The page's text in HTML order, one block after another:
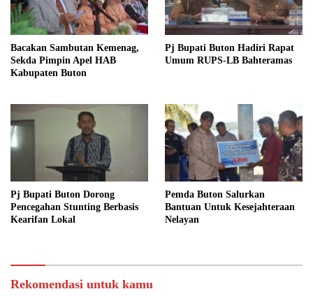
Bacakan Sambutan Kemenag,
Sekda Pimpin Apel HAB
Kabupaten Buton
Pj Bupati Buton Hadiri Rapat
Umum RUPS-LB Bahteramas
Pj Bupati Buton Dorong
Pencegahan Stunting Berbasis
Kearifan Lokal
Pemda Buton Salurkan
Bantuan Untuk Kesejahteraan
Nelayan
Rekomendasi untuk kamu